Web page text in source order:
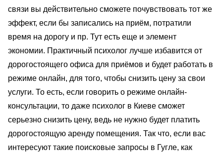
связи вы действительно сможете почувствовать тот же
эффект, если бы записались на приём, потратили
время на дорогу и пр. Тут есть еще и элемент
экономии. Практичный психолог лучше избавится от
дорогостоящего офиса для приёмов и будет работать в
режиме онлайн, для того, чтобы снизить цену за свои
услуги. То есть, если говорить о режиме онлайн-
консультации, то даже психолог в Киеве сможет
серьезно снизить цену, ведь не нужно будет платить
дорогостоящую аренду помещения. Так что, если вас
интересуют такие поисковые запросы в Гугле, как